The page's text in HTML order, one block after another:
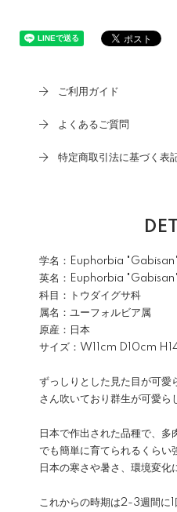
ご利用ガイド
よくあるご質問
特定商取引法に基づく表
学名：Euphorbia "Gabisan"
英名：Euphorbia "Gabisan"
科目：トウダイグサ科
属名：ユーフォルビア属
原産：日本
サイズ：W11cm D10cm
ずっしりとした見た目が可愛
さん吹いており群生が可愛ら
日本で作出された品種で、
でも簡単に育てられるくらい
日本の寒さや暑さ、環境変化
これからの時期は2-3週間に